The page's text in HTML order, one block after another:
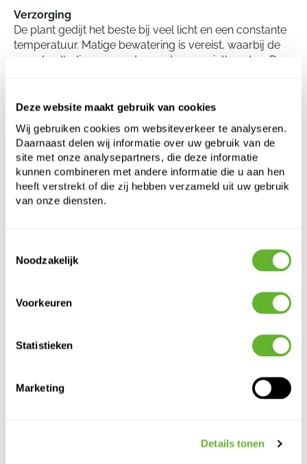
Deze website maakt gebruik van cookies
Wij gebruiken cookies om websiteverkeer te analyseren.
Daarnaast delen wij informatie over uw gebruik van de
site met onze analysepartners, die deze informatie
kunnen combineren met andere informatie die u aan hen
heeft verstrekt of die zij hebben verzameld uit uw gebruik
van onze diensten.
Noodzakelijk
Voorkeuren
Statistieken
Marketing
Details tonen
Verzorging
De plant gedijt het beste bij veel licht en een constante
temperatuur. Matige bewatering is vereist, waarbij de
grond volledig mag opdrogen tussen gietbeurten. De
wintermaanden is weinig water nodig. Regelmatig
Euphorbia triangularis crestata
-
Alternatieve producten